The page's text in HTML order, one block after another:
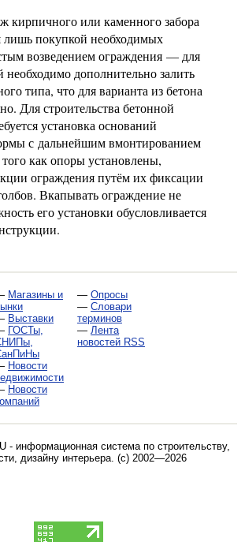
кирпичного или каменного забора
лишь покупкой необходимых
возведением ограждения — для
необходимо дополнительно залить
типа, что для варианта из бетона
Для строительства бетонной
установка оснований
с дальнейшим вмонтированием
как опоры установлены,
ограждения путём их фиксации
Вкапывать ограждение не
его установки обусловливается
Магазины и
Выставки
ГОСТы,
Новости
Новости
— Опросы
— Словари
терминов
— Лента
новостей RSS
- информационная система по строительству,
дизайну интерьера. (c) 2002—2026